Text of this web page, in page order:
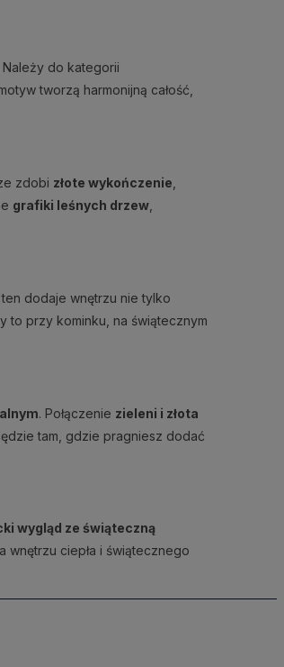
do kategorii
tworzą harmonijną całość,
zdobi złote wykończenie
grafiki leśnych drzew
dodaje wnętrzu nie tylko
to przy kominku, na świątecznym
. Połączenie zieleni i złota
tam, gdzie pragniesz dodać
wygląd ze świąteczną
wnętrzu ciepła i świątecznego